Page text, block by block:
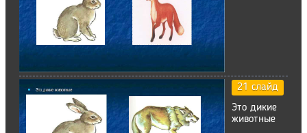
21 слайд
Это дикие
животные